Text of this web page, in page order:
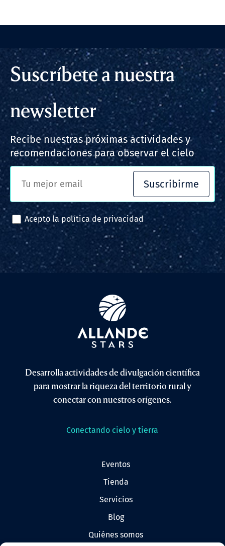
Suscríbete a nuestra
newsletter
Recibe nuestras próximas actividades y
recomendaciones para observar el cielo
Suscribirme
Acepto la política de privacidad
Desarrolla actividades de divulgación científica
para mostrar la riqueza del territorio rural y
conectar con nuestros orígenes.
Conectando cielo y tierra
eventos
tienda
servicios
blog
quiénes somos